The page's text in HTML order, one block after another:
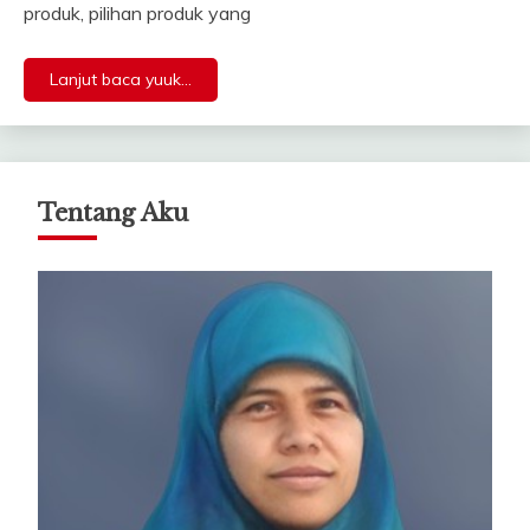
produk, pilihan produk yang
Lanjut baca yuuk...
Tentang Aku